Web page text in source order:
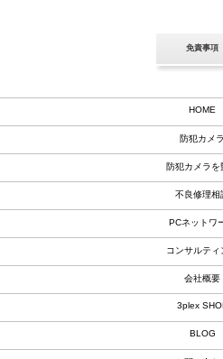
免責事項
HOME
防犯カメラ
防犯カメラを
不良修理相
PCネットワ
コンサルティ
会社概要
3plex
BLOG